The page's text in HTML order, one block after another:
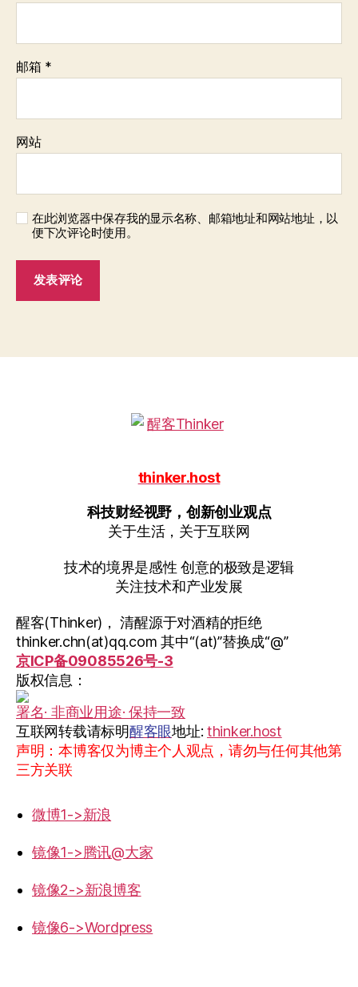
邮箱 *
网站
在此浏览器中保存我的显示名称、邮箱地址和网站地址，以
便下次评论时使用。
thinker.host
科技财经视野，创新创业观点
关于生活，关于互联网
技术的境界是感性 创意的极致是逻辑
关注技术和产业发展
醒客(Thinker)， 清醒源于对酒精的拒绝
thinker.chn(at)qq.com 其中“(at)”替换成“@”
京ICP备09085526号-3
版权信息：
署名· 非商业用途· 保持一致
互联网转载请标明醒客眼地址: thinker.host
声明：本博客仅为博主个人观点，请勿与任何其他第
三方关联
微博1->新浪
镜像1->腾讯@大家
镜像2->新浪博客
镜像6->Wordpress